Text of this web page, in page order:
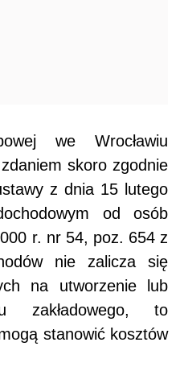
we Wrocławiu
skoro zgodnie
z dnia 15 lutego
od osób
r. nr 54, poz. 654 z
nie zalicza się
na utworzenie lub
zakładowego, to
stanowić kosztów